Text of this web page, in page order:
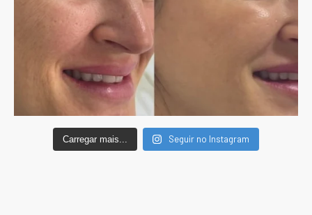
Carregar mais... Seguir no Instagram